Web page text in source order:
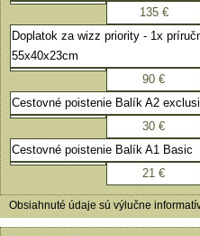
135 €
Doplatok za wizz priority - 1x
55x40x23cm
90 €
Cestovné poistenie Balík A2
30 €
Cestovné poistenie Balík A1 Basic
21 €
Obsiahnuté údaje sú výlučne